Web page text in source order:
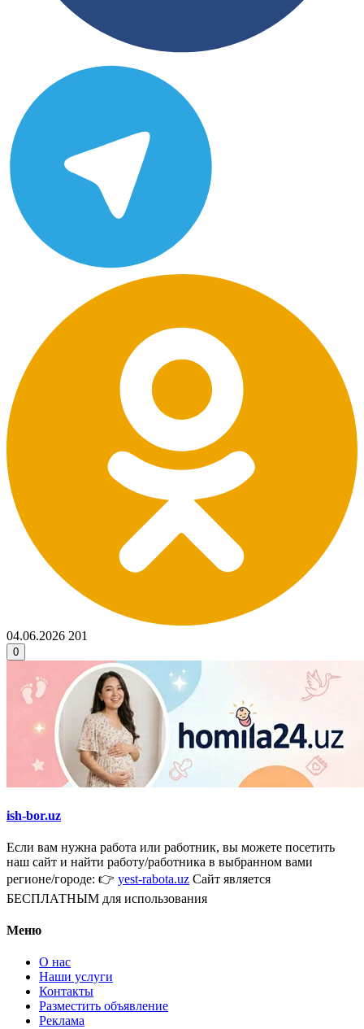
04.06.2026 201
0
ish-bor.uz
Если вам нужна работа или работник, вы можете посетить
наш сайт и найти работу/работника в выбранном вами
регионе/городе: 👉 yest-rabota.uz Сайт является
БЕСПЛАТНЫМ для использования
Меню
О нас
Наши услуги
Контакты
Разместить объявление
Реклама